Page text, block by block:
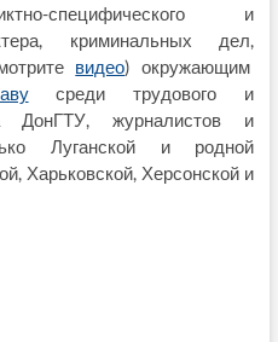
специфического и
криминальных дел,
видео) окружающим
среди трудового и
ДонГТУ, журналистов и
Луганской и родной
Харьковской, Херсонской и